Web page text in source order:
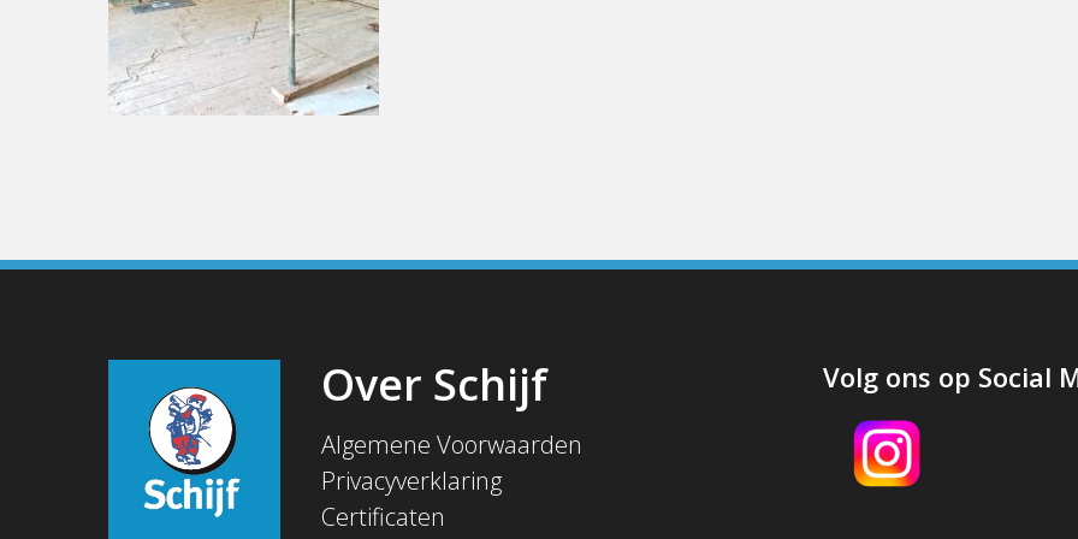
Over Schijf
Algemene Voorwaarden
Privacyverklaring
Certificaten
Volg ons op Social